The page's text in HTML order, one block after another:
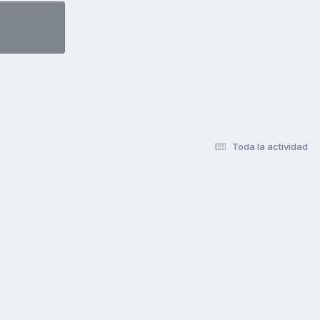
Toda la actividad